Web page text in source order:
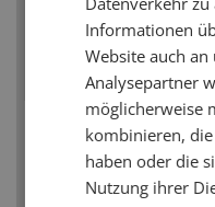
Das Saison Bier
Wallonie
und wurde dort auf
Wintermonaten
dann im Sommer
getrunken. Heutige
goldgelb und
Alkohol haben.
Informationen
Website auch
Analysepartner
möglicherweise
kombinieren,
haben oder die
Nutzung ihrer